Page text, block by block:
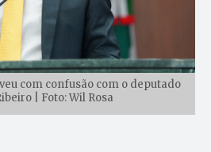
com confusão com o deputado
| Foto: Wil Rosa